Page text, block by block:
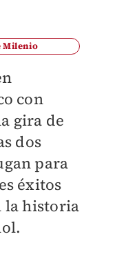
Milenio
con
gira de
dos
para
éxitos
la historia